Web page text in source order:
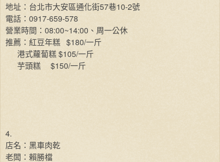
地址：台北市大安區通化街57巷10-2號
電話： 0917-659-578
營業時間： 08:00~14:00 、周一公休
推薦：紅豆年糕
$180/一斤
港式蘿蔔糕 $105/一斤
芋頭糕
$150/一斤
4.
店名：黑車肉乾
老闆：賴勝檔